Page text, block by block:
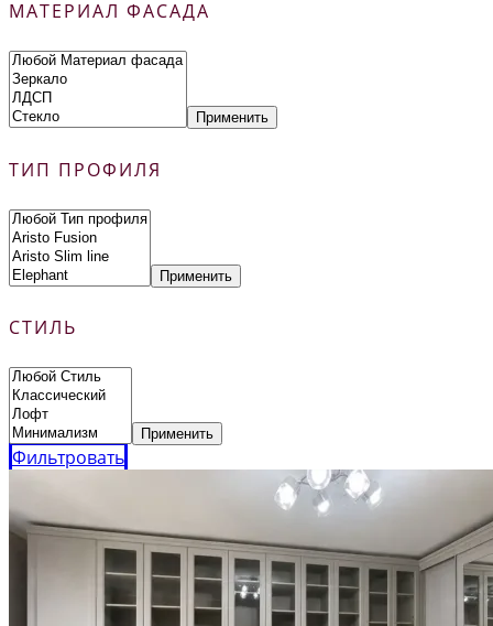
МАТЕРИАЛ ФАСАДА
Применить
ТИП ПРОФИЛЯ
Применить
СТИЛЬ
Применить
Фильтровать